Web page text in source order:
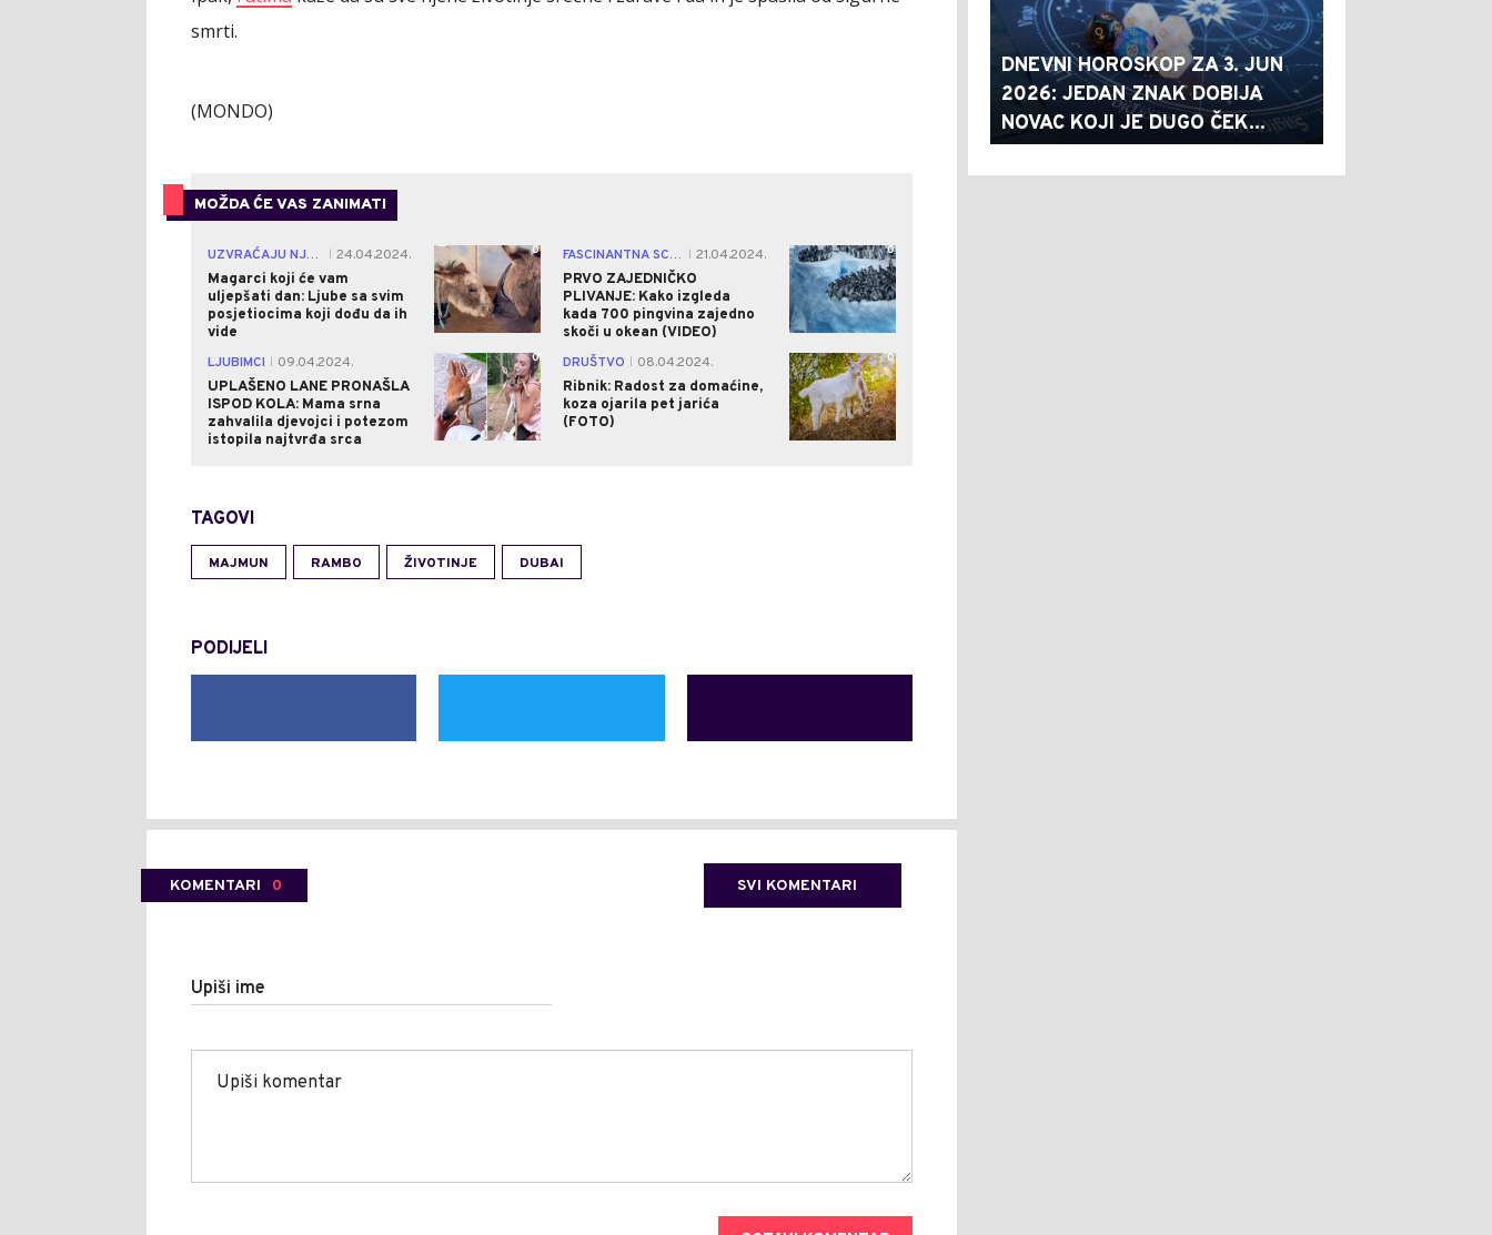
smrti.
(MONDO)
MOŽDA ĆE VAS ZANIMATI
UZVRAĆAJU NJEŽNOŠĆU
24.04.2024.
Magarci koji će vam
uljepšati dan: Ljube sa svim
posjetiocima koji dođu da ih
vide
0 FASCINANTNA SCENA
21.04.2024.
PRVO ZAJEDNIČKO
PLIVANJE: Kako izgleda
kada 700 pingvina zajedno
skoči u okean (VIDEO)
0
LJUBIMCI
09.04.2024.
UPLAŠENO LANE PRONAŠLA
ISPOD KOLA: Mama srna
zahvalila djevojci i potezom
istopila najtvrđa srca
0 DRUŠTVO
08.04.2024.
Ribnik: Radost za domaćine,
koza ojarila pet jarića
(FOTO)
0
TAGOVI
MAJMUN RAMBO ŽIVOTINJE DUBAI
PODIJELI
KOMENTARI 0 SVI KOMENTARI
Upiši ime
DNEVNI HOROSKOP ZA 3. JUN
2026: JEDAN ZNAK DOBIJA
NOVAC KOJI JE DUGO ČEK...